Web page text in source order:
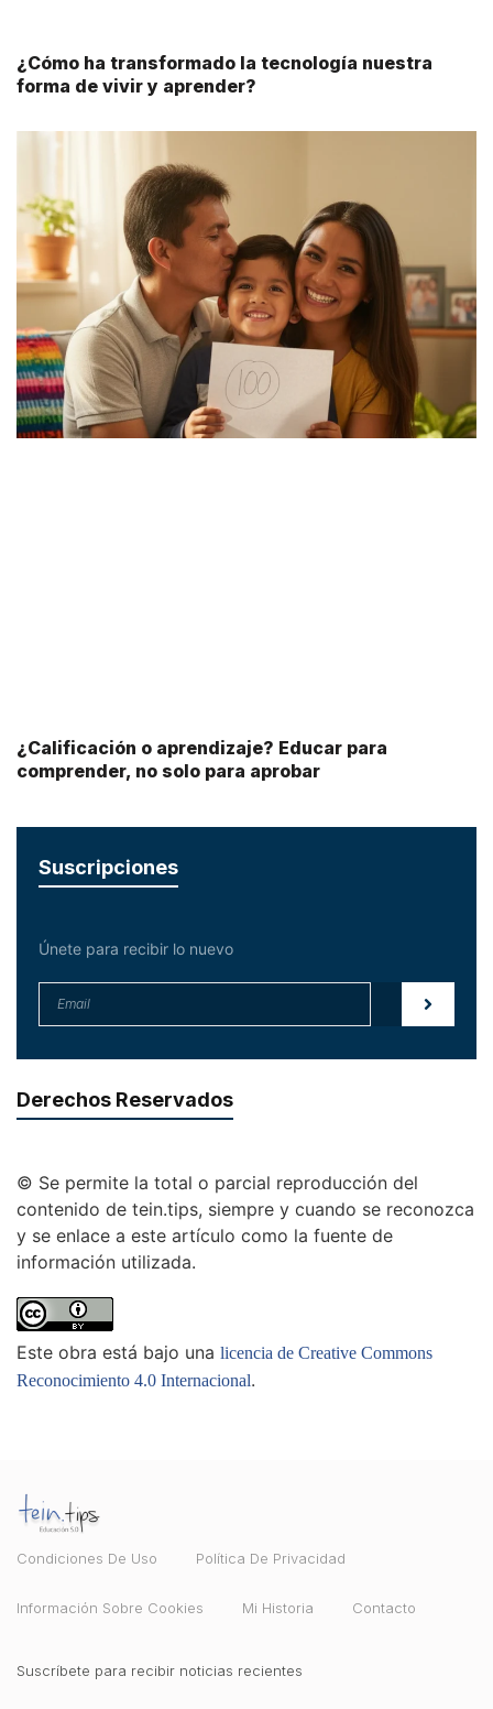
¿Cómo ha transformado la tecnología nuestra
forma de vivir y aprender?
¿Calificación o aprendizaje? Educar para
comprender, no solo para aprobar
Suscripciones
Únete para recibir lo nuevo
Derechos Reservados
© Se permite la total o parcial reproducción del
contenido de tein.tips, siempre y cuando se reconozca
y se enlace a este artículo como la fuente de
información utilizada.
Este obra está bajo una licencia de Creative Commons
Reconocimiento 4.0 Internacional.
Condiciones De Uso Política De Privacidad
Información Sobre Cookies Mi Historia Contacto
Suscríbete para recibir noticias recientes